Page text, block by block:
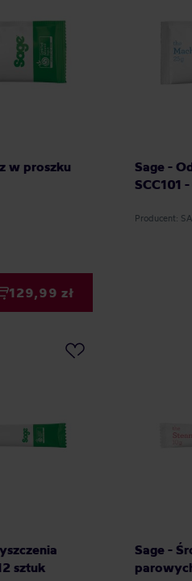
w proszku
129,99 zł
Sage -
SCC101
Producent:
sztuk
Sage -